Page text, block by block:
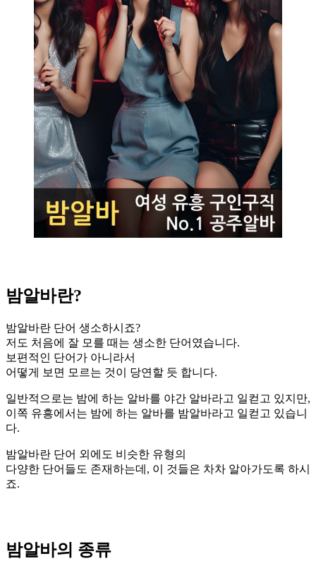
밤알바란?
밤알바란 단어 생소하시죠?
저도 처음에 잘 모를 때는 생소한 단어였습니다.
보편적인 단어가 아니라서
어떻게 보면 모르는 것이 당연할 듯 합니다.
일반적으로는 밤에 하는 알바를 야간 알바라고 일컫고 있지만,
이쪽 유흥에서는 밤에 하는 알바를 밤알바라고 일컫고 있습니
다.
밤알바란 단어 외에도 비슷한 유형의
다양한 단어들도 존재하는데, 이 것들은 차차 알아가도록 하시
죠.
밤알바의 종류